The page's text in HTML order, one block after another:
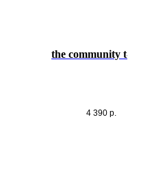
the community t-
4 390 р.